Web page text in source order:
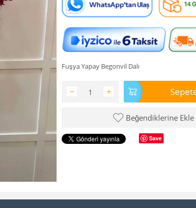
Fuşya Yapay Begonvil Dalı
+
−
Beğendiklerine Ekle
Save